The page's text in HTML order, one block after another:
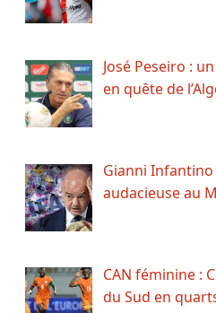
José Peseiro :
en quête de
Gianni
audacieuse au
CAN féminine :
du Sud en